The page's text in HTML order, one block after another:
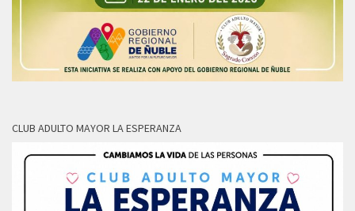
CLUB ADULTO MAYOR LA ESPERANZA